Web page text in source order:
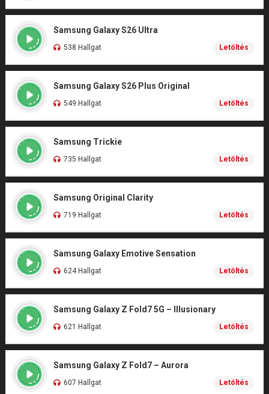
Samsung Galaxy S26 Ultra
538 Hallgat Letöltés
Samsung Galaxy S26 Plus Original
549 Hallgat Letöltés
Samsung Trickie
735 Hallgat Letöltés
Samsung Original Clarity
719 Hallgat Letöltés
Samsung Galaxy Emotive Sensation
624 Hallgat Letöltés
Samsung Galaxy Z Fold7 5G – Illusionary
621 Hallgat Letöltés
Samsung Galaxy Z Fold7 – Aurora
607 Hallgat Letöltés